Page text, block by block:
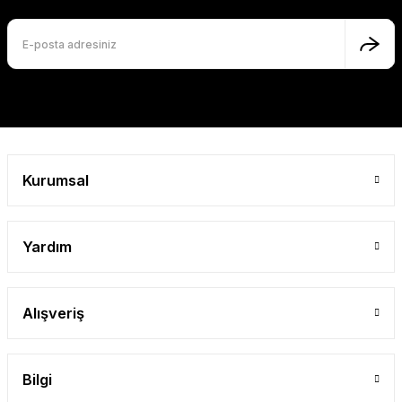
Ürün fiyatı diğer sitelerden daha pahalı.
Bu ürüne benzer farklı alternatifler olmalı.
Kurumsal
Yardım
Alışveriş
Bilgi